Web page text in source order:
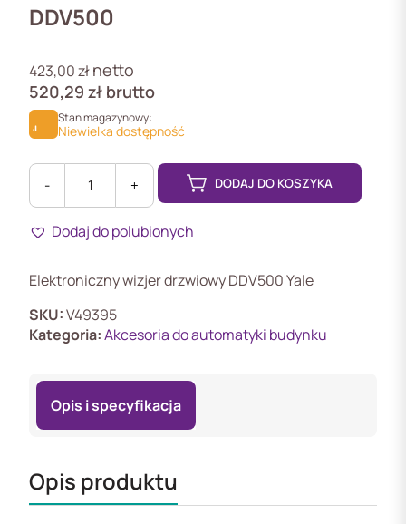
DDV500
423,00złnetto
520,29 zł brutto
Stan magazynowy:
Niewielka dostępność
-
DDV500
Elektroniczny
drzwiowy
Yale
+ DODAJ DO KOSZYKA
Dodaj do polubionych
Elektroniczny wizjer drzwiowy DDV500 Yale
SKU:V49395
Kategoria:Akcesoria do automatyki budynku
Opis i specyfikacja
Opis produktu